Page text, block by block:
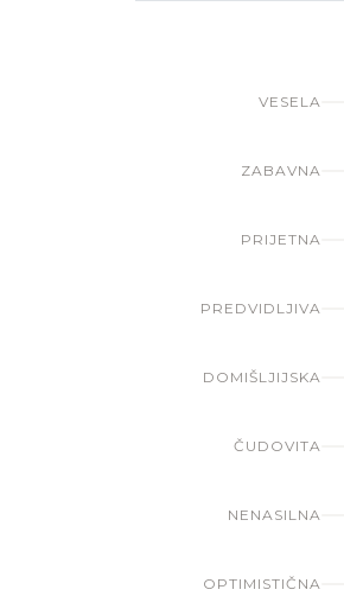
VESELA
ZABAVNA
PRIJETNA
PREDVIDLJIVA
DOMIŠLJIJSKA
ČUDOVITA
NENASILNA
OPTIMISTIČNA